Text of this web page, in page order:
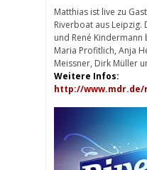
Matthias ist live zu
Riverboat aus Leipzig.
und René
Maria Profitlich, Anja
Meissner, Dirk Müller
Weitere Infos:
http://